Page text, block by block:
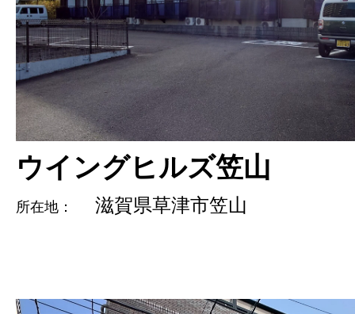
ウイングヒルズ笠山
所在地： 滋賀県草津市笠山